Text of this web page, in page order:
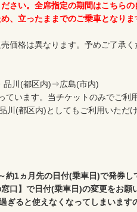
さい。全席指定の期間はこちら
、立ったままでのご乗車となりま
価格は異なります。予めご了承く
品川(都区内)⇒広島(市内)
います。当チケットのみでご利用
(都区内)としてもご利用いただけ
約1ヵ月先の日付(乗車日)で発券し
口】で日付(乗車日)の変更をお願
ると使えなくなってしまいます